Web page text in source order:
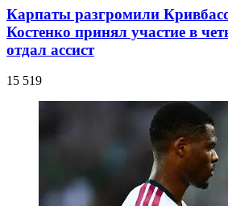
Карпаты разгромили
Костенко принял участие в
отдал ассист
15 519